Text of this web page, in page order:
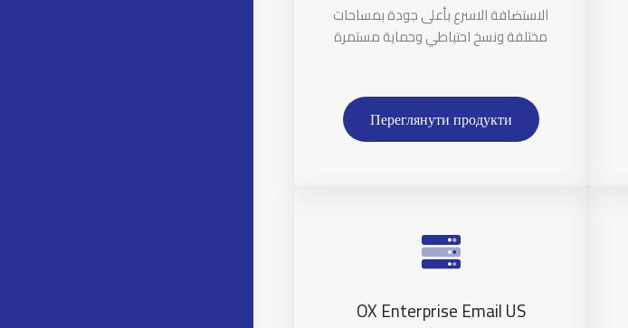
الاستضافة الاسرع بأعلى جودة بمساحات
مختلفة ونسخ احتياطي وحماية مستمرة
Переглянути продукти
OX Enterprise Email US